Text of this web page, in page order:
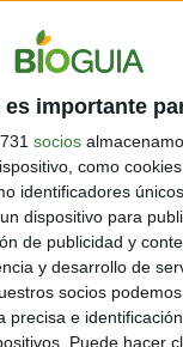
importante
socios
como
identificadores
dispositivo para
de publicidad y
y desarrollo de
socios
precisa e
Puede hacer
Coloca en una
el vinagre
pasta suave. Luego,
el aceite de
recipiente grande la
aliño.3. Coloca la
la cebolla y un poco
aguacate,
contenido nutricional.
complejo. Puedes
sabores se fusionen.